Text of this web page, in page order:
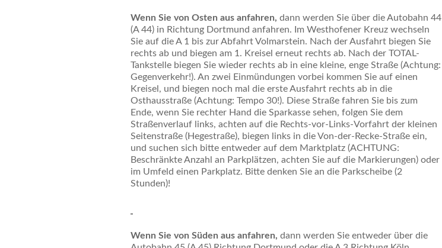
Wenn Sie von Osten aus anfahren, dann werden Sie über die Autobahn 44
(A 44) in Richtung Dortmund anfahren. Im Westhofener Kreuz wechseln
Sie auf die A 1 bis zur Abfahrt Volmarstein. Nach der Ausfahrt biegen Sie
rechts ab und biegen am 1. Kreisel erneut rechts ab. Nach der TOTAL-
Tankstelle biegen Sie wieder rechts ab in eine kleine, enge Straße (Achtung:
Gegenverkehr!). An zwei Einmündungen vorbei kommen Sie auf einen
Kreisel, und biegen noch mal die erste Ausfahrt rechts ab in die
Osthausstraße (Achtung: Tempo 30!). Diese Straße fahren Sie bis zum
Ende, wenn Sie rechter Hand die Sparkasse sehen, folgen Sie dem
Straßenverlauf links, achten auf die Rechts-vor-Links-Vorfahrt der kleinen
Seitenstraße (Hegestraße), biegen links in die Von-der-Recke-Straße ein,
und suchen sich bitte entweder auf dem Marktplatz (ACHTUNG:
Beschränkte Anzahl an Parkplätzen, achten Sie auf die Markierungen) oder
im Umfeld einen Parkplatz. Bitte denken Sie an die Parkscheibe (2
Stunden)!
Wenn Sie von Süden aus anfahren, dann werden Sie entweder über die